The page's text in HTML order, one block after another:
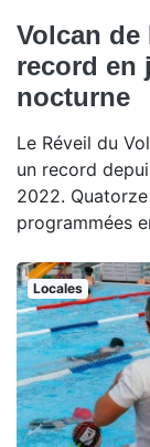
Volcan
record en
nocturne
Le Réveil du
un record
2022.
programmées
Locales